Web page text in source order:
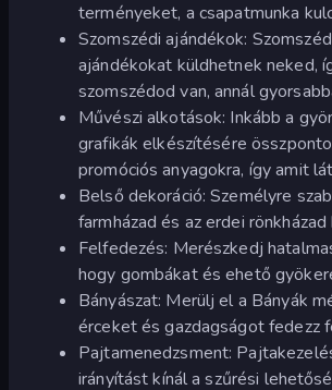
terményeket, a csapatmunka
Szomszédi ajándékok:
ajándékokat küldhetnek neked,
szomszédod van, annál
Művészi alkotások: Inkább a
grafikák elkészítésére
promóciós anyagokra, így amit
Belső dekoráció: Személyre
farmházad és az erdei
Felfedezés: Merészkedj
hogy gombákat és ehető
Bányászat: Merülj el a Bányák
érceket és gazdagságot fedezz
Pajtamenedzsment:
irányítást kínál a szűrési